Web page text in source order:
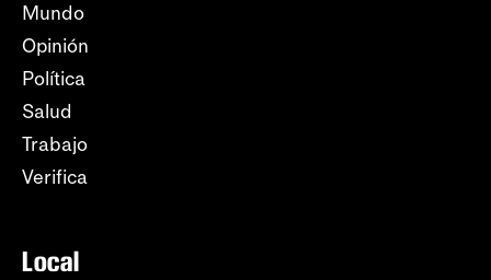
Mundo
Opinión
Política
Salud
Trabajo
Verifica
Local